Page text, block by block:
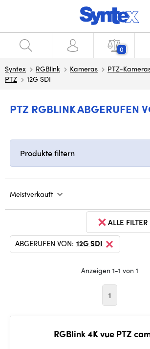
0
Syntex RGBlink Kameras
PTZ-
PTZ
12G SDI
PTZ RGBLINK ABGERUFEN
Produkte filtern
Meistverkauft
ALLE
ABGERUFEN VON: 12G SDI
Anzeigen 1-1 von 1
1
RGBlink 4K vue PTZ